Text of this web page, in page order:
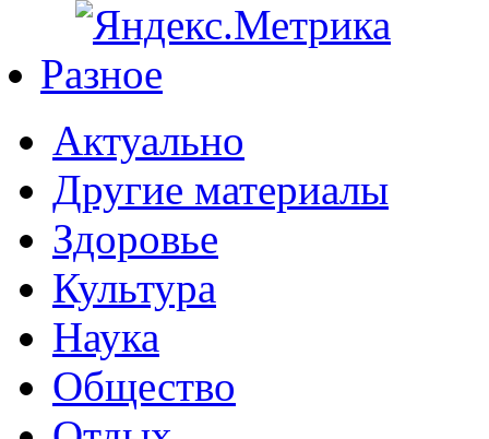
Разное
Актуально
Другие материалы
Здоровье
Культура
Наука
Общество